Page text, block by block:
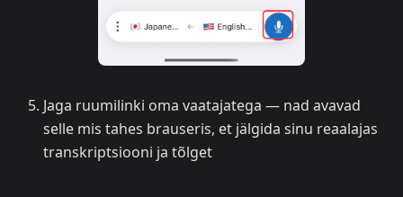
Jaga ruumilinki oma vaatajatega — nad avavad
selle mis tahes brauseris, et jälgida sinu reaalajas
transkriptsiooni ja tõlget